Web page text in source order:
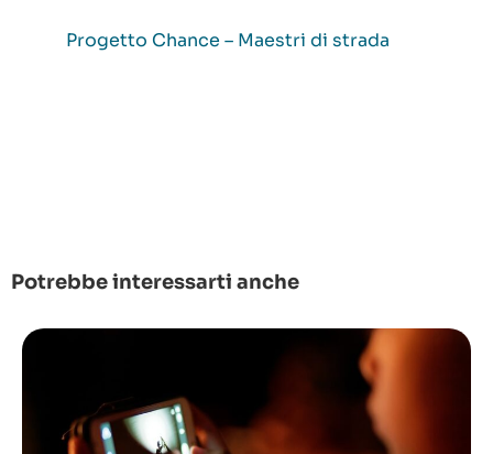
Progetto Chance – Maestri di strada
Potrebbe interessarti anche